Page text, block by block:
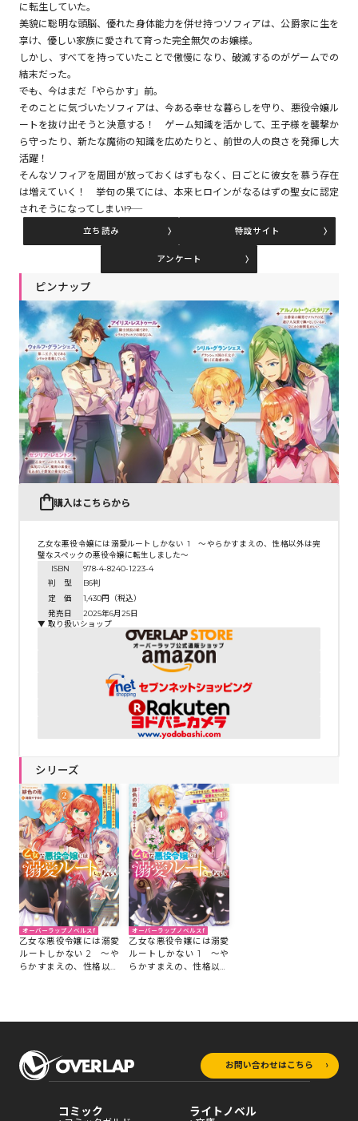
コミックパルフェ
コミックエッセイ
閉じる
に転生していた。
美貌に聡明な頭脳、優れた身体能力を併せ持つソフィアは、公爵家に生を
享け、優しい家族に愛されて育った完全無欠のお嬢様。
しかし、すべてを持っていたことで傲慢になり、破滅するのがゲームでの
結末だった。
――でも、今はまだ「やらかす」前。
そのことに気づいたソフィアは、今ある幸せな暮らしを守り、悪役令嬢ル
ートを抜け出そうと決意する！ ゲーム知識を活かして、王子様を襲撃か
ら守ったり、新たな魔術の知識を広めたりと、前世の人の良さを発揮し大
活躍！
そんなソフィアを周囲が放っておくはずもなく、日ごとに彼女を慕う存在
は増えていく！ 挙句の果てには、本来ヒロインがなるはずの聖女に認定
されそうになってしまい――!?
立ち読み 特設サイト
アンケート
ピンナップ
購入はこちらから
乙女な悪役令嬢には溺愛ルートしかない 1 ～やらかすまえの、性格以外は完
璧なスペックの悪役令嬢に転生しました～
ISBN
978-4-8240-1223-4
判 型
B6判
定 価
1,430円（税込）
発売日
2025年6月25日
▼ 取り扱いショップ
シリーズ
オーバーラップノベルスf
乙女な悪役令嬢には溺愛
ルートしかない 2 ～や
らかすまえの、性格以外
オーバーラップノベルスf
乙女な悪役令嬢には溺愛
ルートしかない 1 ～や
らかすまえの、性格以外
お問い合わせはこちら
コミック ライトノベル